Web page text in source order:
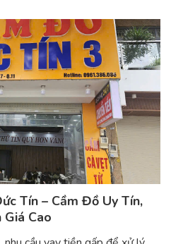
Tín – Cầm Đồ Uy Tín,
Cao